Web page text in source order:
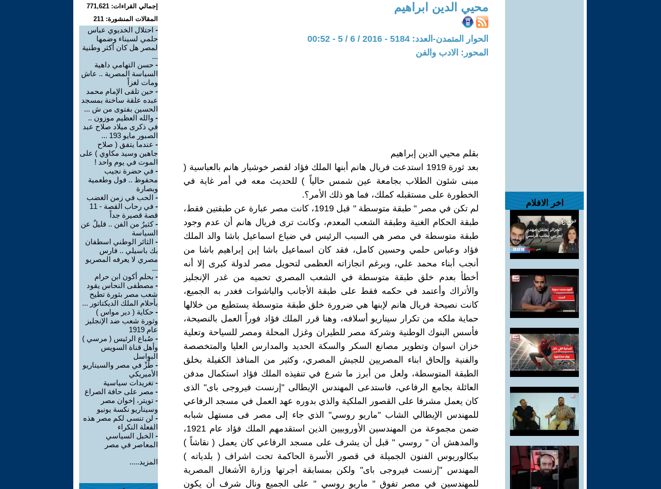
اخر الافلام
محيي الدين ابراهيم
الحوار المتمدن-العدد: 5184 - 2016 / 6 / 5 - 00:52
المحور: الادب والفن
بقلم محيي الدين إبراهيم
بعد ثورة 1919 استدعت فريال هانم أبنها الملك فؤاد لقصر خوشيار هانم بالعباسية (
مبنى شئون الطلاب بجامعة عين شمس حالياً ) للحديث معه في أمر غاية في
الخطورة على مستقبله كملك، فما هو ذلك الأمر؟.
لم تكن في مصر " طبقة متوسطة " قبل 1919، كانت مصر عبارة عن طبقتين فقط،
طبقة الحكام الغنية وطبقة الشعب المعدم، وكانت ترى فريال هانم أن عدم وجود
طبقة متوسطة في مصر هي السبب الرئيس في ضياع اسماعيل باشا والد الملك
فؤاد وعباس حلمي وحسين كامل، فقد كان اسماعيل باشا إبن إبراهيم باشا من
أنجب أبناء محمد علي، وبرغم انجازاته العظمى لتحويل مصر لدولة كبرى إلا أنه
أخطأ بعدم خلق طبقة متوسطة في الشعب المصري تحميه من غدر الإنجليز
والأتراك وأعتمد في حكمه فقط على طبقة الأجانب والباشوات فغدر به الجميع،
كانت نصيحة فريال هانم لإبنها هي ضرورة خلق طبقة متوسطة يستطيع من خلالها
حماية ملكه من تكرار سيناريو أسلافه، وهنا قرر الملك فؤاد فوراً العمل بالنصيحة،
فأسس البنوك الوطنية وشركة مصر للطيران وغزل المحلة ومصر للسياحة وتعلية
خزان اسوان وتطوير مصانع السكر والسكة الحديد والمدارس العليا والمتخصصة
والفنية وإلحاق ابناء المصريين للجيش المصري، وكثير من المنافذ الكفيلة بخلق
الطبقة المتوسطة، ولعل من أبرز ما شرع في تنفيذه الملك فؤاد استكمال مدفن
العائلة بجامع الرفاعي، فاستدعى المهندس الإيطالى "إرنست فيروجى باى" الذى
كان يعمل مشرفا على القصور الملكية والذي بدوره عهد العمل في مسجد الرفاعي
للمهندس الإيطالي الشاب "ماريو روسي" الذي جاء إلى مصر فى مستهل شبابه
ضمن مجموعة من المهندسين الأوروبيين الذين استقدمهم الملك فؤاد عام 1921،
والمدهش أن " روسي " قبل أن يشرف على مسجد الرفاعي كان يعمل ( نقاشاً )
ببكالوريوس الفنون الجميلة في قصور الأسرة الحاكمة تحت اشراف ( بلدياته )
المهندس "إرنست فيروجى باى" ولكن بمسابقة أجرتها وزارة الأشغال المصرية
للمهندسين في مصر تفوق " ماريو روسي " على الجميع ونال شرف أن يكون
إجمالي القراءات: 771,621
المقالات المنشورة: 211
- احتلال الخديوي عباس
حلمي لسيناء وضمها
لمصر هل كان أكثر وطنية
...
- حسن التهامي داهية
السياسة المصرية .. عاش
ومات لغزاً
- حين تلقى الإمام محمد
عبده علقة ساخنة بمسجد
الحسين بفتوى من ش ...
- والله العظيم موزون ..
في ذكرى ميلاد صلاح عبد
الصبور مايو 193 ...
- عندما يتفق ( صلاح
جاهين وسيد مكاوي ) على
الموت في يوم واحد !
- في حضرة نجيب
محفوظ .. فول وطعمية
وبصارة
- الحب في زمن الغضب
-
في رحاب القصة - 11
قصة قصيرة جداً
-كثيرٌ من الفن .. قليلٌ عن
السياسة
- الثائر الوطني اسطفان
بك باسيلي .. فارس
مصري لا يعرفه المصريو
...
- بحلم أكون ابن حرام
- مصطفى النحاس يقود
شعب مصر بثورة تطيح
بأحلام الملك الديكتاتور ...
- حكاية ( دير مواس )
وثورة شعب ضد الإنجليز
عام 1919
- صُباع الرئيس ( مرسي )
وأهل قناة السويس
البواسل
- طُزْ في مصر والسيناريو
الأميريكي
- تغريدات سياسية
- مصر على حافة الصراع
- تويتر، إخوان مصر
وسيناريو نكسة يونيو
- لن تنسى لكم مصر هذه
الفعلة النكراء
- الخبل السياسي
المعاصر في مصر
المزيد.....